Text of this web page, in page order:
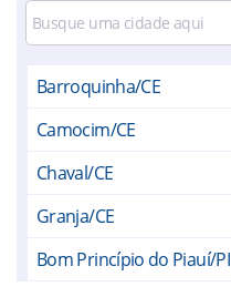
Barroquinha/CE
Camocim/CE
Chaval/CE
Granja/CE
Bom Princípio do Piauí/PI